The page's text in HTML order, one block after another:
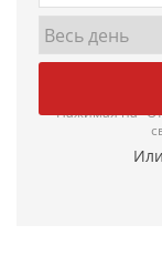
Нажимая на